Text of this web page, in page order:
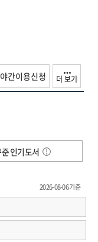
야간이용신청 더 보기
인기도서
2026-08-06 기준